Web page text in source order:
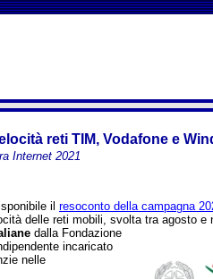
reti TIM, Vodafone e
Internet 2021
il resoconto della campagna
delle reti mobili, svolta tra agosto e
dalla Fondazione
incaricato
nelle